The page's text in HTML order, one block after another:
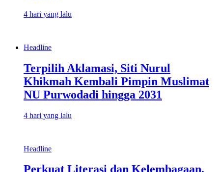
4 hari yang lalu
Headline
Terpilih Aklamasi, Siti Nurul
Khikmah Kembali Pimpin Muslimat
NU Purwodadi hingga 2031
4 hari yang lalu
Headline
Perkuat Literasi dan Kelembagaan,